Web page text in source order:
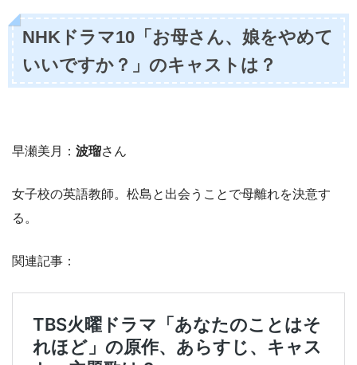
NHKドラマ10「お母さん、娘をやめて
いいですか？」のキャストは？
早瀬美月： 波瑠さん
女子校の英語教師。松島と出会うことで母離れを決意す
る。
関連記事：